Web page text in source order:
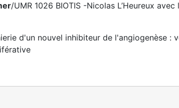
/UMR 1026 BIOTIS -Nicolas L’Heureux
d'un nouvel inhibiteur de l'angiogenèse :